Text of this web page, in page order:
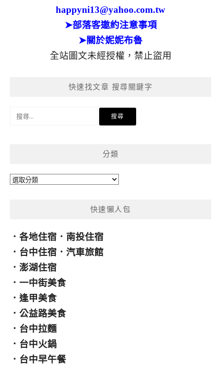
happyni13@yahoo.com.tw
➤部落客邀約注意事項
➤關於妮妮布魯
全站圖文未經授權，禁止盜用
快速找文章 搜尋關鍵字
分類
分
快速懶人包
． 各地住宿 ． 南投住宿
． 台中住宿 ． 汽車旅館
． 澎湖住宿
． 一中街美食
． 逢甲美食
． 公益路美食
． 台中拉麵
． 台中火鍋
． 台中早午餐